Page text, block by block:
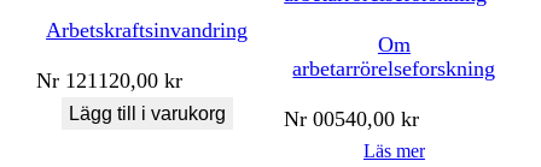
Arbetskraftsinvandring
Nr 121120,00kr
Lägg till i varukorg
Om
arbetarrörelseforskning
Nr 00540,00kr
Läs mer